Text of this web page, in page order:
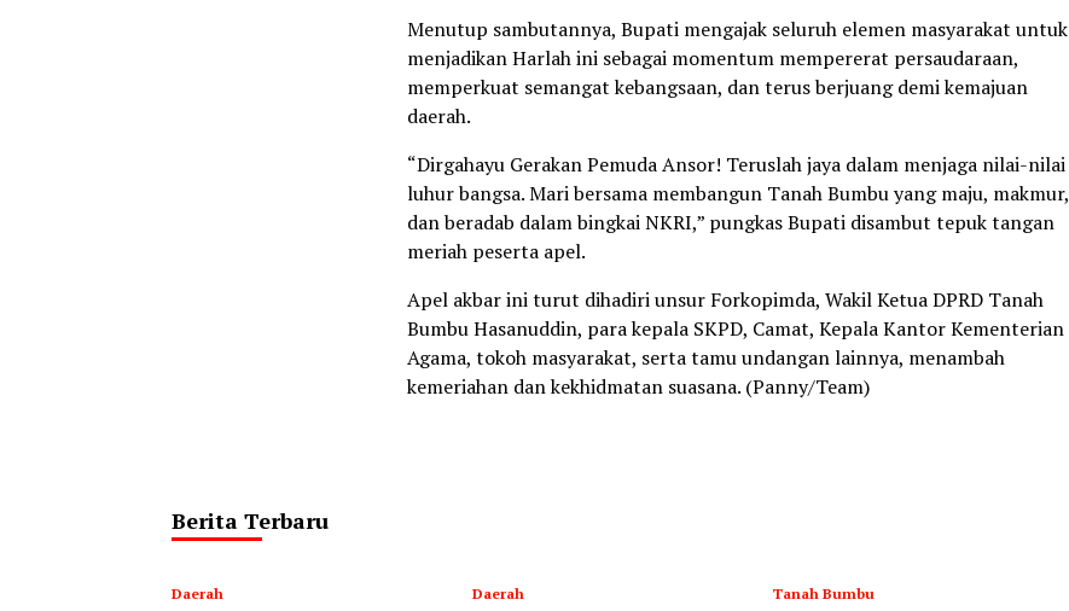
Menutup sambutannya, Bupati mengajak seluruh elemen masyarakat untuk
menjadikan Harlah ini sebagai momentum mempererat persaudaraan,
memperkuat semangat kebangsaan, dan terus berjuang demi kemajuan
daerah.
“Dirgahayu Gerakan Pemuda Ansor! Teruslah jaya dalam menjaga nilai-nilai
luhur bangsa. Mari bersama membangun Tanah Bumbu yang maju, makmur,
dan beradab dalam bingkai NKRI,” pungkas Bupati disambut tepuk tangan
meriah peserta apel.
Apel akbar ini turut dihadiri unsur Forkopimda, Wakil Ketua DPRD Tanah
Bumbu Hasanuddin, para kepala SKPD, Camat, Kepala Kantor Kementerian
Agama, tokoh masyarakat, serta tamu undangan lainnya, menambah
kemeriahan dan kekhidmatan suasana. (Panny/Team)
Berita Terbaru
Daerah Daerah Tanah Bumbu